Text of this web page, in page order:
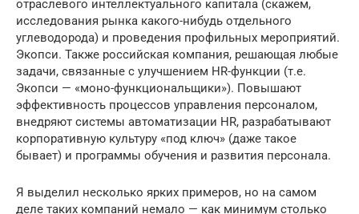
отраслевого интеллектуального капитала (скажем,
исследования рынка какого-нибудь отдельного
углеводорода) и проведения профильных мероприятий.
Экопси. Также российская компания, решающая любые
задачи, связанные с улучшением HR-функции (т.е.
Экопси — «моно-функциональщики»). Повышают
эффективность процессов управления персоналом,
внедряют системы автоматизации HR, разрабатывают
корпоративную культуру «под ключ» (даже такое
бывает) и программы обучения и развития персонала.
Я выделил несколько ярких примеров, но на самом
деле таких компаний немало — как минимум столько